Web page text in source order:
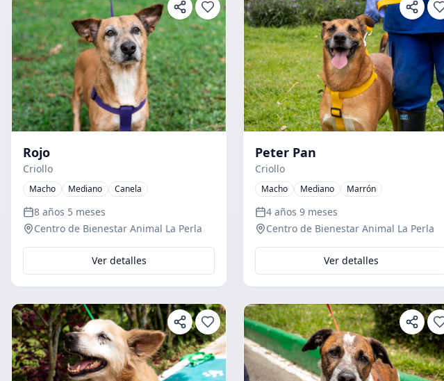
Rojo
Criollo
Macho Mediano Canela
8 años 5 meses
Centro de Bienestar Animal La Perla
Ver detalles
Peter Pan
Criollo
Macho Mediano Marrón
4 años 9 meses
Centro de Bienestar Animal La Perla
Ver detalles